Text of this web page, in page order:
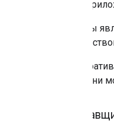
Если вы
этого они